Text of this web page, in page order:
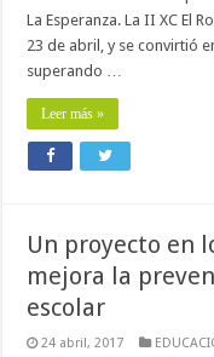
La Esperanza. La II XC El
23 de abril, y se convirtió
superando …
Leer más »
Un proyecto en
mejora la
escolar
24 abril, 2017